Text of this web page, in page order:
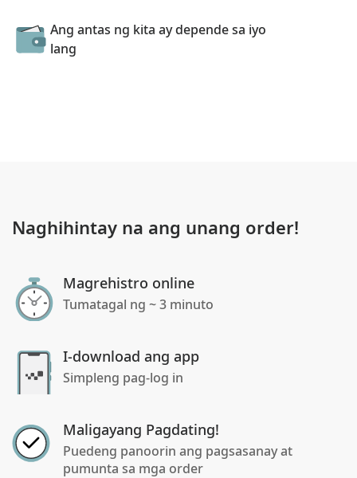
Ang antas ng kita ay depende sa iyo
lang
Naghihintay na ang unang order!
Magrehistro online
Tumatagal ng ~ 3 minuto
I-download ang app
Simpleng pag-log in
Maligayang Pagdating!
Puedeng panoorin ang pagsasanay at
pumunta sa mga order